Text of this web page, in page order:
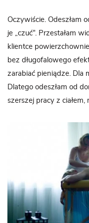
Oczywiście. Odeszłam
je „czuć”. Przestałam
klientce
bez długofalowego
zarabiać pieniądze. Dla
Dlatego odeszłam od
szerszej pracy z